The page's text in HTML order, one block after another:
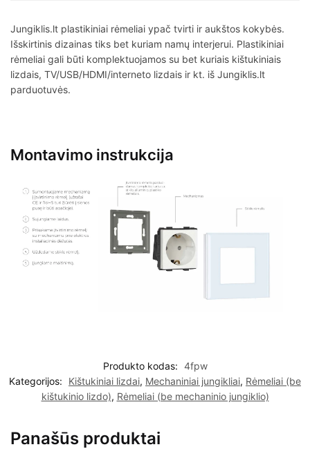
Jungiklis.lt plastikiniai rėmeliai ypač tvirti ir aukštos kokybės.
Išskirtinis dizainas tiks bet kuriam namų interjerui. Plastikiniai
rėmeliai gali būti komplektuojamos su bet kuriais kištukiniais
lizdais, TV/USB/HDMI/interneto lizdais ir kt. iš Jungiklis.lt
parduotuvės.
Montavimo instrukcija
Produkto kodas: 4fpw
Kategorijos:
Kištukiniai lizdai, Mechaniniai jungikliai, Rėmeliai (be
kištukinio lizdo), Rėmeliai (be mechaninio jungiklio)
Panašūs produktai